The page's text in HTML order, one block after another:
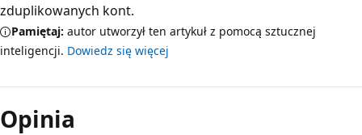
zduplikowanych kont.
Pamiętaj: autor utworzył ten artykuł z pomocą sztucznej
inteligencji. Dowiedz się więcej
Opinia